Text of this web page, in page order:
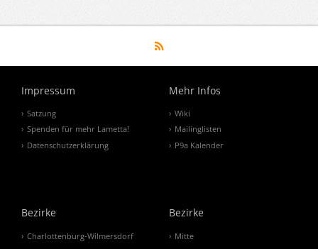
Impressum
Satzung
Spenden für mehr Lametta!
Datenschutzerklärung
Mehr Infos
Wiki
Mailinglisten
P9a Kalender
Bezirke
Charlottenburg-Wilmersdorf
Bezirke
Mitte